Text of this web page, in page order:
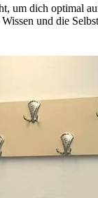
um dich optimal
und die